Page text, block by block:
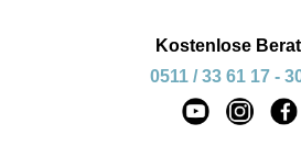
Kostenlose
0511 / 33 61 17 -